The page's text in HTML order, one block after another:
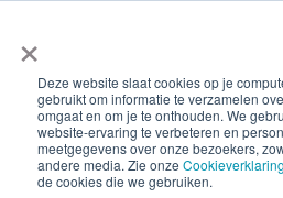
×
Deze website slaat cookies op je
gebruikt om informatie te verzamelen
omgaat en om je te onthouden. We
website-ervaring te verbeteren en
meetgegevens over onze bezoekers,
andere media. Zie onze Cookieverklaring
de cookies die we gebruiken.
Blog Posts